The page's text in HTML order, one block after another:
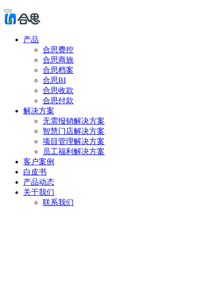
产品
合思费控
合思商旅
合思档案
合思BI
合思收款
合思付款
解决方案
无需报销解决方案
智慧门店解决方案
项目管理解决方案
员工福利解决方案
客户案例
白皮书
产品动态
关于我们
联系我们